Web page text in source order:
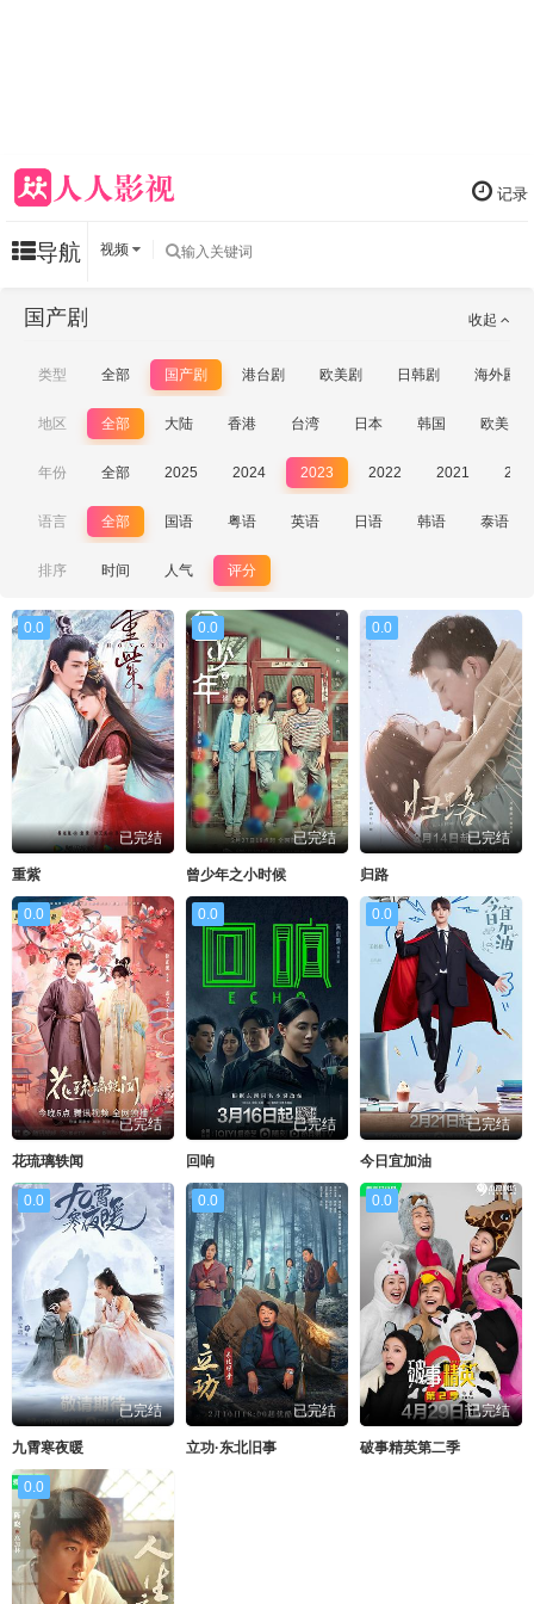
记录
导航 视频
收起
国产剧
类型 全部 国产剧 港台剧 欧美剧 日韩剧 海外剧
地区 全部 大陆 香港 台湾 日本 韩国 欧美
年份 全部 2025 2024 2023 2022 2021
语言 全部 国语 粤语 英语 日语 韩语 泰语
排序 时间 人气 评分
0.0
已完结
重紫
0.0
已完结
曾少年之小时候
0.0
已完结
归路
0.0
已完结
花琉璃轶闻
0.0
已完结
回响
0.0
已完结
今日宜加油
0.0
已完结
九霄寒夜暖
0.0
已完结
立功·东北旧事
0.0
已完结
破事精英第二季
0.0